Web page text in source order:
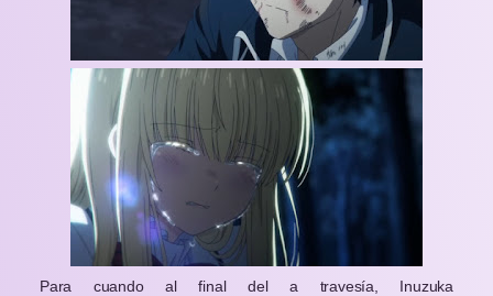
Para cuando al final del a travesía, Inuzuka